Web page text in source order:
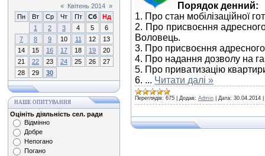
« Квітень 2014 »
Пн
Вт Ср Чт Пт Сб
Нд
1
2 3 4 5
6
7
8 9 10 11 12
13
14
15 16 17 18 19
20
21
22 23 24 25 26
27
28
29 30
НАШЕ ОПИТУВАННЯ
Оцініть діяльність сел. ради
Відмінно
Добре
Непогано
Погано
Порядок денний:
1. Про стан мобілізаційної
2. Про присвоєння
Воловець.
3. Про присвоєння
4. Про надання дозволу на
5. Про приватизацію
6. ... Читати далі »
Переглядів: 675 Додав: Admin Дата: 30.04.2014